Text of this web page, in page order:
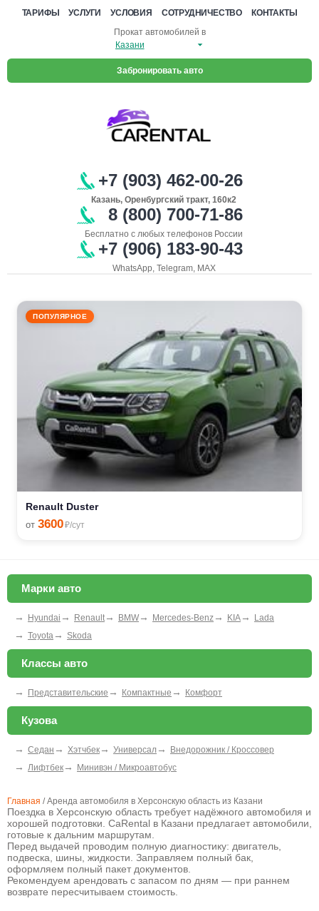
ТАРИФЫ УСЛУГИ УСЛОВИЯ СОТРУДНИЧЕСТВО
КОНТАКТЫ
Прокат автомобилей в
Забронировать авто
+7 (903) 462-00-26
Казань, Оренбургский тракт, 160к2
8 (800) 700-71-86
Бесплатно с любых телефонов России
+7 (906) 183-90-43
WhatsApp, Telegram, MAX
ПОПУЛЯРНОЕ
Renault Duster
от 3600₽/сут
Марки авто
→ Hyundai → Renault → BMW → Mercedes-Benz → KIA → Lada
→ Toyota → Skoda
Классы авто
→ Представительские → Компактные → Комфорт
Кузова
→ Седан → Хэтчбек → Универсал → Внедорожник / Кроссовер
→ Лифтбек → Минивэн / Микроавтобус
Главная / Аренда автомобиля в Херсонскую область из Казани
Поездка в Херсонскую область требует надёжного автомобиля и
хорошей подготовки. CaRental в Казани предлагает автомобили,
готовые к дальним маршрутам.
Перед выдачей проводим полную диагностику: двигатель,
подвеска, шины, жидкости. Заправляем полный бак,
оформляем полный пакет документов.
Рекомендуем арендовать с запасом по дням — при раннем
возврате пересчитываем стоимость.